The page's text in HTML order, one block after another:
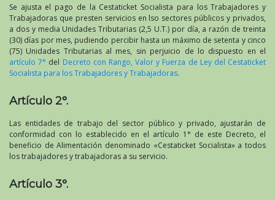
Se ajusta el pago de la Cestaticket Socialista para los Trabajadores y
Trabajadoras que presten servicios en lso sectores públicos y privados,
a dos y media Unidades Tributarias (2,5 U.T.) por día, a razón de treinta
(30) días por mes, pudiendo percibir hasta un máximo de setenta y cinco
(75) Unidades Tributarias al mes, sin perjuicio de lo dispuesto en el
artículo 7° del Decreto con Rango, Valor y Fuerza de Ley del Cestaticket
Socialista para los Trabajadores y Trabajadoras.
Artículo 2°.
Las entidades de trabajo del sector público y privado, ajustarán de
conformidad con lo establecido en el artículo 1° de este Decreto, el
beneficio de Alimentación denominado «Cestaticket Socialista» a todos
los trabajadores y trabajadoras a su servicio.
Artículo 3°.